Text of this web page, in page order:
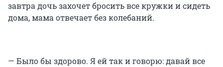
завтра дочь захочет бросить все кружки и сидеть
дома, мама отвечает без колебаний.
— Было бы здорово. Я ей так и говорю: давай все